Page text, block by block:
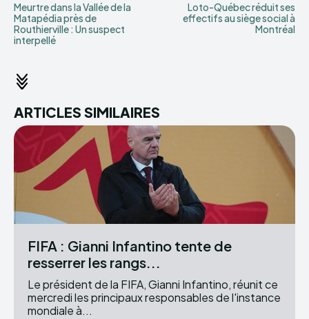
Meurtre dans la Vallée de la
Matapédia près de
Routhierville : Un suspect
interpellé
Loto-Québec réduit ses
effectifs au siège social à
Montréal
ARTICLES SIMILAIRES
FIFA : Gianni Infantino tente de
resserrer les rangs...
Le président de la FIFA, Gianni Infantino, réunit ce
mercredi les principaux responsables de l'instance
mondiale à...